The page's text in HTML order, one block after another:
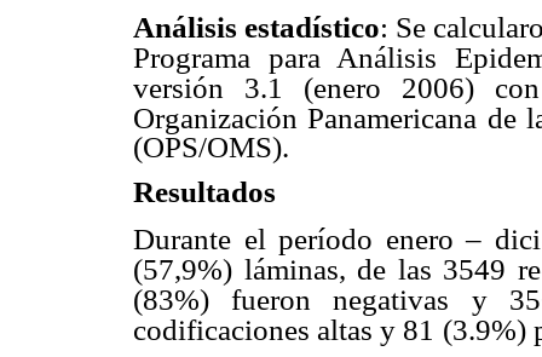
Análisis estadístico: Se
Programa para Análisis
versión 3.1 (enero 2006)
Organización Panamericana de
(OPS/OMS).
Resultados
Durante el período enero –
(57,9%) láminas, de las 3549
(83%) fueron negativas y
codificaciones altas y 81 (3.9%)